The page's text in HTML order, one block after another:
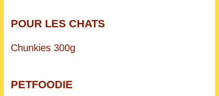
POUR LES CHATS
Chunkies 300g
PETFOODIE